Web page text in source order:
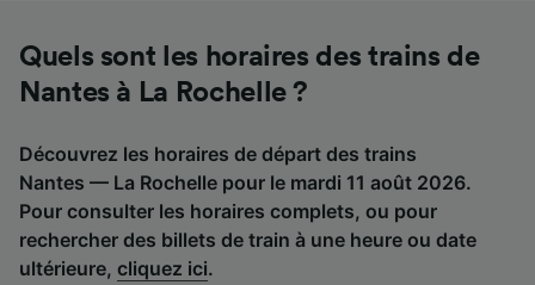
Quels sont les horaires des trains de
Nantes à La Rochelle ?
Découvrez les horaires de départ des trains
Nantes — La Rochelle pour le mardi 11 août 2026.
Pour consulter les horaires complets, ou pour
rechercher des billets de train à une heure ou date
ultérieure, cliquez ici.